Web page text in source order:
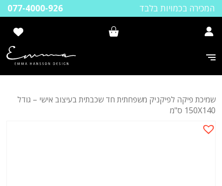
077-4000-926 המכירה בכמויות בלבד
שמיכת פיקה לפיקניק משפחתית חד שכבתית בעיצוב אישי – גודל
150X140 ס"מ